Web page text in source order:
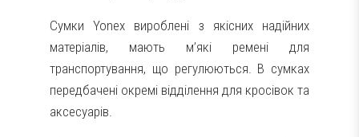
Сумки Yonex вироблені з якісних надійних
матеріалів, мають м’які ремені для
транспортування, що регулюються. В сумках
передбачені окремі відділення для кросівок та
аксесуарів.